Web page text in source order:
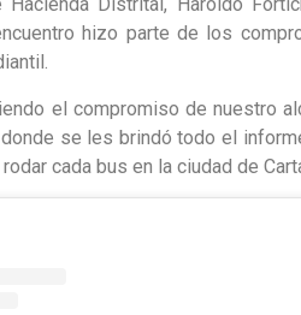
Hacienda Distrital, Haroldo
hizo parte de los
el compromiso de nuestro
se les brindó todo el
cada bus en la ciudad de